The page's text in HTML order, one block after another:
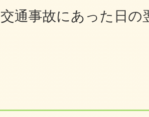
通事故にあった日